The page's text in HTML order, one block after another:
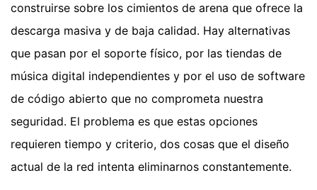
construirse sobre los cimientos de arena que ofrece la
descarga masiva y de baja calidad. Hay alternativas
que pasan por el soporte físico, por las tiendas de
música digital independientes y por el uso de software
de código abierto que no comprometa nuestra
seguridad. El problema es que estas opciones
requieren tiempo y criterio, dos cosas que el diseño
actual de la red intenta eliminarnos constantemente.